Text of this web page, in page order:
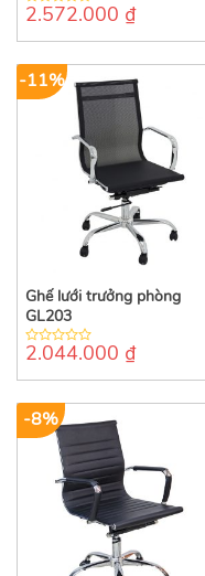
0
of
2.572.000 ₫
-11%
Ghế lưới trưởng phòng
GL203
0
of
2.044.000 ₫
-8%